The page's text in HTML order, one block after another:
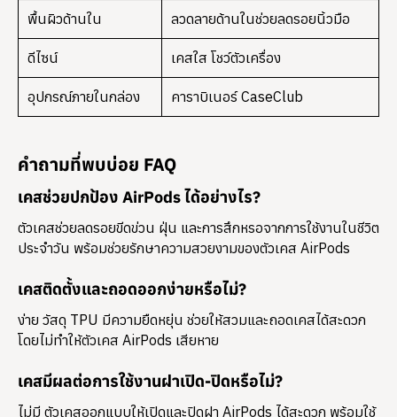
พื้นผิวด้านใน ลวดลายด้านในช่วยลดรอยนิ้วมือ
ดีไซน์ เคสใส โชว์ตัวเครื่อง
อุปกรณ์ภายในกล่อง คาราบิเนอร์ CaseClub
คำถามที่พบบ่อย FAQ
เคสช่วยปกป้อง AirPods ได้อย่างไร?
ตัวเคสช่วยลดรอยขีดข่วน ฝุ่น และการสึกหรอจากการใช้งานในชีวิต
ประจำวัน พร้อมช่วยรักษาความสวยงามของตัวเคส AirPods
เคสติดตั้งและถอดออกง่ายหรือไม่?
ง่าย วัสดุ TPU มีความยืดหยุ่น ช่วยให้สวมและถอดเคสได้สะดวก
โดยไม่ทำให้ตัวเคส AirPods เสียหาย
เคสมีผลต่อการใช้งานฝาเปิด-ปิดหรือไม่?
ไม่มี ตัวเคสออกแบบให้เปิดและปิดฝา AirPods ได้สะดวก พร้อมใช้